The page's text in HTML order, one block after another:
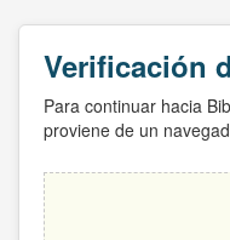
Verificación
Para continuar hacia
proviene de un